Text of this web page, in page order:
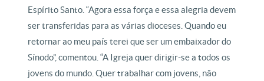
Espírito Santo. “Agora essa força e essa alegria devem
ser transferidas para as várias dioceses. Quando eu
retornar ao meu país terei que ser um embaixador do
Sínodo”, comentou. “A Igreja quer dirigir-se a todos os
jovens do mundo. Quer trabalhar com jovens, não